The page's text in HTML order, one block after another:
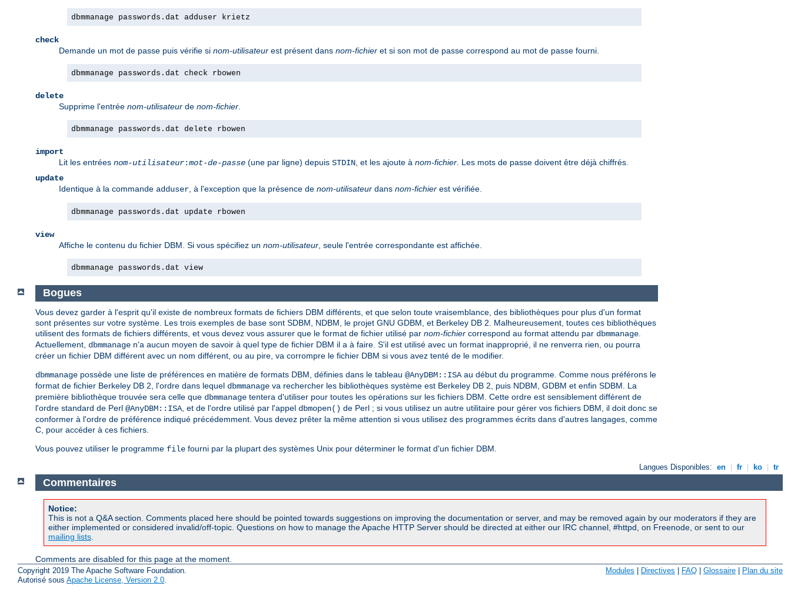
dbmmanage passwords.dat adduser krietz
check
Demande un mot de passe puis vérifie si nom-utilisateur est présent dans nom-fichier et si son mot de passe correspond au mot de passe fourni.
dbmmanage passwords.dat check rbowen
delete
Supprime l'entrée nom-utilisateur de nom-fichier
dbmmanage passwords.dat delete rbowen
import
Lit les entrées nom-utilisateur:mot-de-passe (une par ligne) depuis STDIN , et les ajoute à nom-fichier . Les mots de passe doivent être déjà chiffrés.
update
Identique à la commande adduser , à l'exception que la présence de nom-utilisateur dans nom-fichier est vérifiée.
dbmmanage passwords.dat update rbowen
view
Affiche le contenu du fichier DBM. Si vous spécifiez un nom-utilisateur , seule l'entrée correspondante est affichée.
dbmmanage passwords.dat view
Bogues
Vous devez garder à l'esprit qu'il existe de nombreux formats de fichiers DBM différents, et que selon toute vraisemblance, des bibliothèques pour plus d'un format
sont présentes sur votre système. Les trois exemples de base sont SDBM, NDBM, le projet GNU GDBM, et Berkeley DB 2. Malheureusement, toutes ces bibliothèques
utilisent des formats de fichiers différents, et vous devez vous assurer que le format de fichier utilisé par nom-fichier correspond au format attendu par dbmmanage
Actuellement, dbmmanage n'a aucun moyen de savoir à quel type de fichier DBM il a à faire. S'il est utilisé avec un format inapproprié, il ne renverra rien, ou pourra
créer un fichier DBM différent avec un nom différent, ou au pire, va corrompre le fichier DBM si vous avez tenté de le modifier.
dbmmanage possède une liste de préférences en matière de formats DBM, définies dans le tableau @AnyDBM::ISA au début du programme. Comme nous préférons le
format de fichier Berkeley DB 2, l'ordre dans lequel dbmmanage va rechercher les bibliothèques système est Berkeley DB 2, puis NDBM, GDBM et enfin SDBM. La
première bibliothèque trouvée sera celle que dbmmanage tentera d'utiliser pour toutes les opérations sur les fichiers DBM. Cette ordre est sensiblement différent de
l'ordre standard de Perl @AnyDBM::ISA , et de l'ordre utilisé par l'appel dbmopen() de Perl ; si vous utilisez un autre utilitaire pour gérer vos fichiers DBM, il doit donc se
conformer à l'ordre de préférence indiqué précédemment. Vous devez prêter la même attention si vous utilisez des programmes écrits dans d'autres langages, comme
C, pour accéder à ces fichiers.
Vous pouvez utiliser le programme file fourni par la plupart des systèmes Unix pour déterminer le format d'un fichier DBM.
Langues Disponibles: en fr ko tr
Commentaires
Notice:
This is not a Q&A section. Comments placed here should be pointed towards suggestions on improving the documentation or server, and may be removed again by our moderators if they are
either implemented or considered invalid/off-topic. Questions on how to manage the Apache HTTP Server should be directed at either our IRC channel, #httpd, on Freenode, or sent to our
mailing lists.
Comments are disabled for this page at the moment.
Copyright 2019 The Apache Software Foundation.
Autorisé sous Apache License, Version 2.0
Modules Directives FAQ Glossaire Plan du site